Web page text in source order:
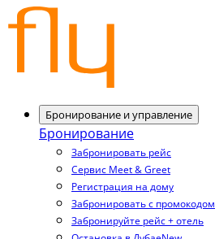
Бронирование и управление
Бронирование
Забронировать рейс
Сервис Meet & Greet
Регистрация на дому
Забронировать с промокодом
Забронируйте рейс + отель